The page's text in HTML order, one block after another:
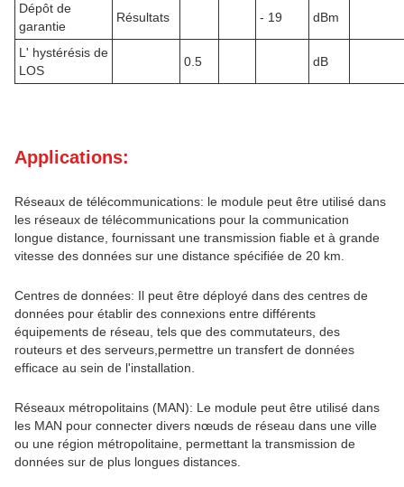
Dépôt de
garantie
Résultats - 19 dBm
L' hystérésis de
LOS
0.5 dB
Applications:
Réseaux de télécommunications: le module peut être utilisé dans
les réseaux de télécommunications pour la communication
longue distance, fournissant une transmission fiable et à grande
vitesse des données sur une distance spécifiée de 20 km.
Centres de données: Il peut être déployé dans des centres de
données pour établir des connexions entre différents
équipements de réseau, tels que des commutateurs, des
routeurs et des serveurs,permettre un transfert de données
efficace au sein de l'installation.
Réseaux métropolitains (MAN): Le module peut être utilisé dans
les MAN pour connecter divers nœuds de réseau dans une ville
ou une région métropolitaine, permettant la transmission de
données sur de plus longues distances.